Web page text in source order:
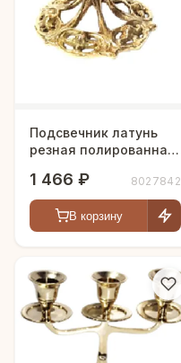
Подсвечник латунь
резная полированная
1 466 ₽ 8027842
В корзину